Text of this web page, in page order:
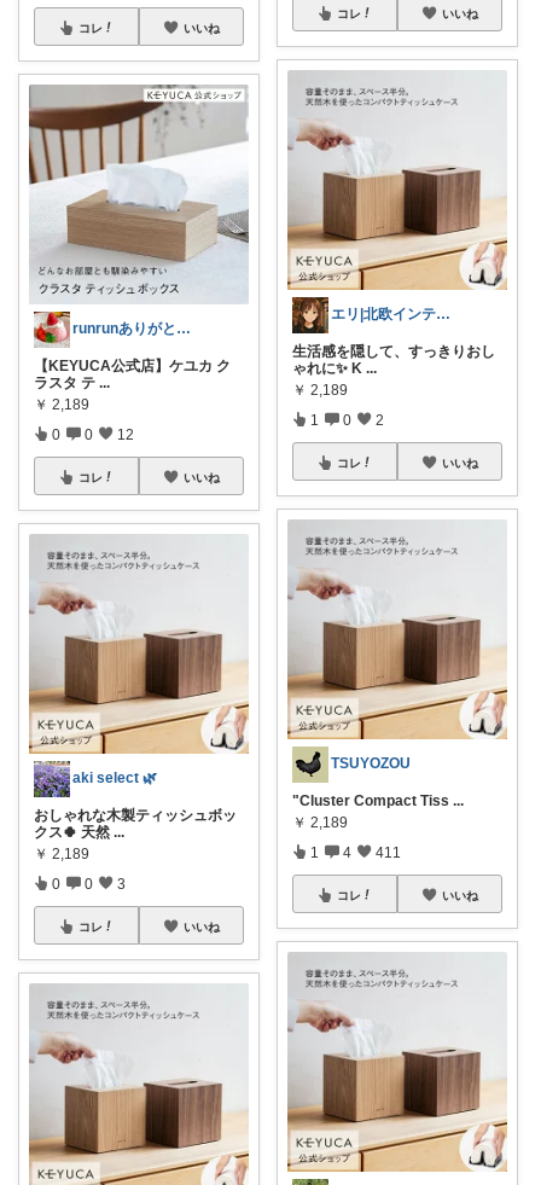
コレ いいね
runrunありがとう( ◠‿◠ )
【KEYUCA公式店】ケユカ ク
ラスタ テ ...
￥ 2,189
0 0 12
コレ いいね
aki select 🌿
おしゃれな木製ティッシュボッ
クス🍀 天然 ...
￥ 2,189
0 0 3
コレ いいね
コレ いいね
エリ|北欧インテリアと愛用品|朝コレ
生活感を隠して、すっきりおし
ゃれに✨ K ...
￥ 2,189
1 0 2
コレ いいね
TSUYOZOU
"Cluster Compact Tiss ...
￥ 2,189
1 4 411
コレ いいね